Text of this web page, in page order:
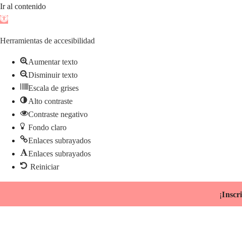
Ir al contenido
Abrir
de
herramientas
Herramientas de accesibilidad
Aumentar texto
Disminuir texto
Escala de grises
Alto contraste
Contraste negativo
Fondo claro
Enlaces subrayados
Enlaces subrayados
Reiniciar
¡